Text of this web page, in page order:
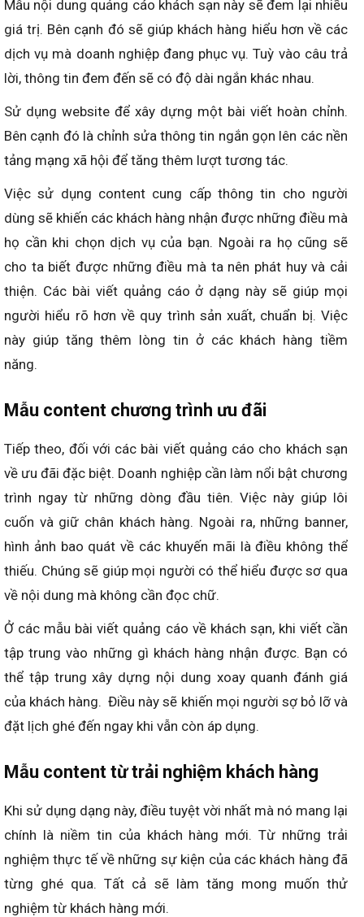
Mẫu nội dung quảng cáo khách sạn này sẽ đem lại nhiều
giá trị. Bên cạnh đó sẽ giúp khách hàng hiểu hơn về các
dịch vụ mà doanh nghiệp đang phục vụ. Tuỳ vào câu trả
lời, thông tin đem đến sẽ có độ dài ngắn khác nhau.
Sử dụng website để xây dựng một bài viết hoàn chỉnh.
Bên cạnh đó là chỉnh sửa thông tin ngắn gọn lên các nền
tảng mạng xã hội để tăng thêm lượt tương tác.
Việc sử dụng content cung cấp thông tin cho người
dùng sẽ khiến các khách hàng nhận được những điều mà
họ cần khi chọn dịch vụ của bạn. Ngoài ra họ cũng sẽ
cho ta biết được những điều mà ta nên phát huy và cải
thiện. Các bài viết quảng cáo ở dạng này sẽ giúp mọi
người hiểu rõ hơn về quy trình sản xuất, chuẩn bị. Việc
này giúp tăng thêm lòng tin ở các khách hàng tiềm
năng.
Mẫu content chương trình ưu đãi
Tiếp theo, đối với các bài viết quảng cáo cho khách sạn
về ưu đãi đặc biệt. Doanh nghiệp cần làm nổi bật chương
trình ngay từ những dòng đầu tiên. Việc này giúp lôi
cuốn và giữ chân khách hàng. Ngoài ra, những banner,
hình ảnh bao quát về các khuyến mãi là điều không thể
thiếu. Chúng sẽ giúp mọi người có thể hiểu được sơ qua
về nội dung mà không cần đọc chữ.
Ở các mẫu bài viết quảng cáo về khách sạn, khi viết cần
tập trung vào những gì khách hàng nhận được. Bạn có
thể tập trung xây dựng nội dung xoay quanh đánh giá
của khách hàng. Điều này sẽ khiến mọi người sợ bỏ lỡ và
đặt lịch ghé đến ngay khi vẫn còn áp dụng.
Mẫu content từ trải nghiệm khách hàng
Khi sử dụng dạng này, điều tuyệt vời nhất mà nó mang lại
chính là niềm tin của khách hàng mới. Từ những trải
nghiệm thực tế về những sự kiện của các khách hàng đã
từng ghé qua. Tất cả sẽ làm tăng mong muốn thử
nghiệm từ khách hàng mới.